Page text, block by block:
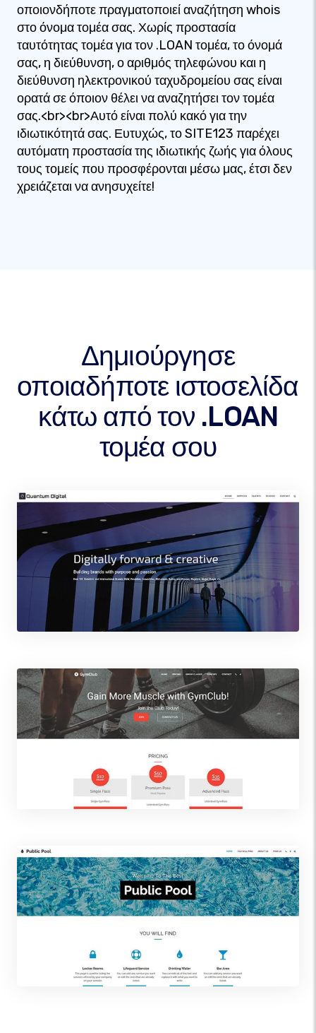
οποιονδήποτε πραγματοποιεί αναζήτηση whois
στο όνομα τομέα σας. Χωρίς προστασία
ταυτότητας τομέα για τον .LOAN τομέα, το όνομά
σας, η διεύθυνση, ο αριθμός τηλεφώνου και η
διεύθυνση ηλεκτρονικού ταχυδρομείου σας είναι
ορατά σε όποιον θέλει να αναζητήσει τον τομέα
σας.<br><br>Αυτό είναι πολύ κακό για την
ιδιωτικότητά σας. Ευτυχώς, το SITE123 παρέχει
αυτόματη προστασία της ιδιωτικής ζωής για όλους
τους τομείς που προσφέρονται μέσω μας, έτσι δεν
χρειάζεται να ανησυχείτε!
Δημιούργησε
οποιαδήποτε ιστοσελίδα
κάτω από τον .LOAN
τομέα σου